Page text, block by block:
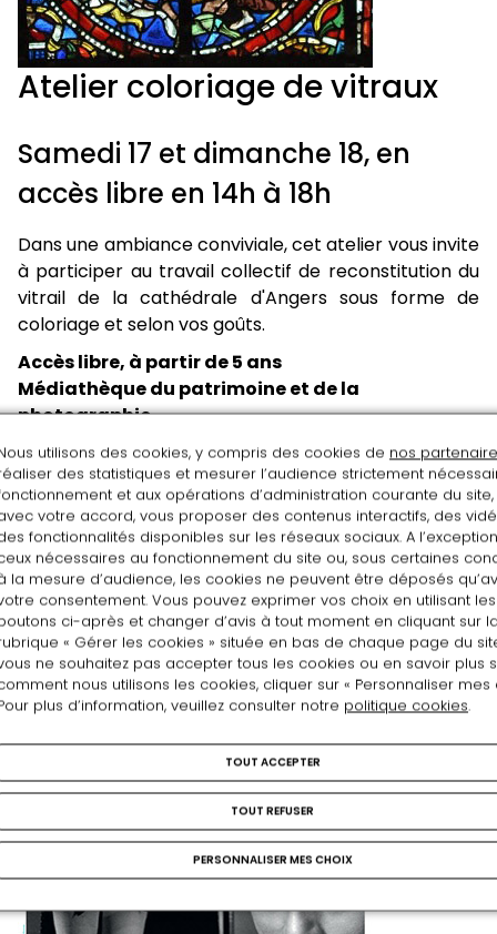
Atelier coloriage de vitraux
Samedi 17 et dimanche 18, en
accès libre en 14h à 18h
Dans une ambiance conviviale, cet atelier vous invite
à participer au travail collectif de reconstitution du
vitrail de la cathédrale d'Angers sous forme de
coloriage et selon vos goûts.
Accès libre, à partir de 5 ans
Médiathèque du patrimoine et de la
photographie
11 rue du Séminaire de Conflans à Charenton-le-
Pont
utilisons des cookies, y compris des cookies de nos
des statistiques et mesurer l’audience strictement
et aux opérations d’administration courante du
votre accord, vous proposer des contenus interactifs, des
fonctionnalités disponibles sur les réseaux sociaux. A
nécessaires au fonctionnement du site ou, sous certaines
la mesure d’audience, les cookies ne peuvent être déposés
consentement. Vous pouvez exprimer vos choix en utilisant les
ci-après et changer d’avis à tout moment en cliquant sur
« Gérer les cookies » située en bas de chaque page du
ne souhaitez pas accepter tous les cookies ou en savoir plus
nous utilisons les cookies, cliquer sur « Personnaliser mes
plus d’information, veuillez consulter notre politique cookies.
TOUT ACCEPTER
TOUT REFUSER
PERSONNALISER MES CHOIX